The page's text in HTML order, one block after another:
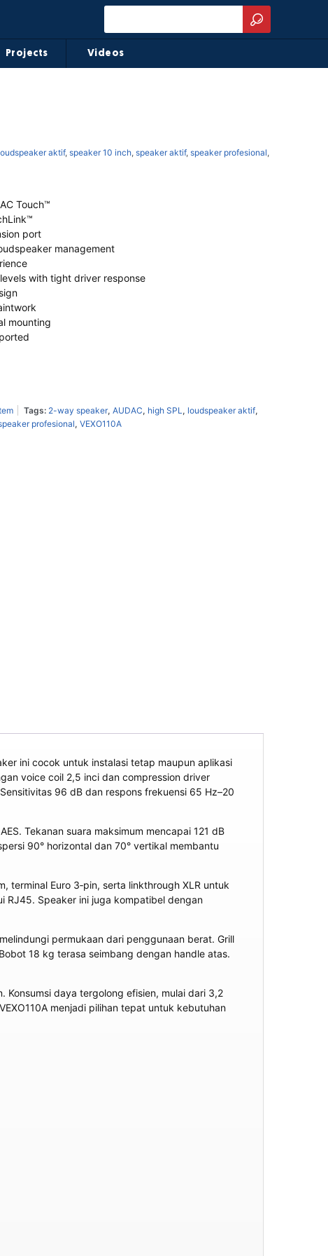
Projects Videos
aktif, speaker 10 inch speaker aktif, speaker profesional
Touch™
port
management
with tight driver response
mounting
Tags: 2-way speaker, AUDAC, high SPL, loudspeaker aktif,
profesional, VEXO110A
ini cocok untuk instalasi tetap maupun aplikasi
voice coil 2,5 inci dan compression driver
96 dB dan respons frekuensi 65 Hz–20
Tekanan suara maksimum mencapai 121 dB
90° horizontal dan 70° vertikal membantu
terminal Euro 3‑pin, serta linkthrough XLR untuk
RJ45. Speaker ini juga kompatibel dengan
permukaan dari penggunaan berat. Grill
18 kg terasa seimbang dengan handle atas.
Konsumsi daya tergolong efisien, mulai dari 3,2
VEXO110A menjadi pilihan tepat untuk kebutuhan